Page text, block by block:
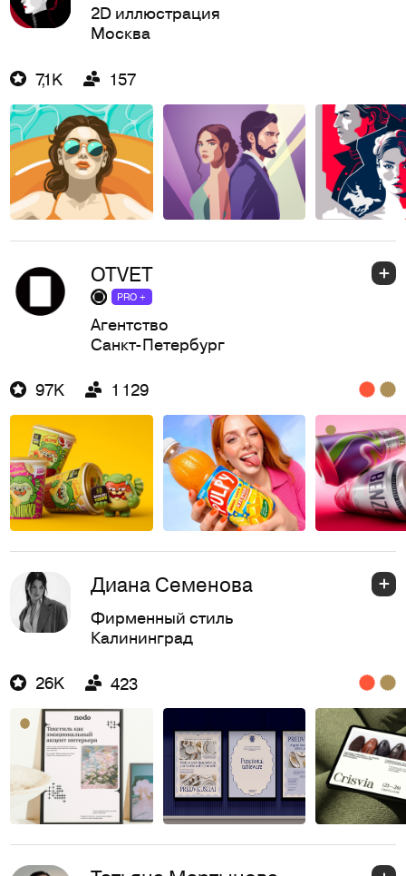
2D иллюстрация
Москва
7,1K 157
OTVET
PRO +
Агентство
Санкт-Петербург
97K 1 129
Диана Семенова
Фирменный стиль
Калининград
26K 423